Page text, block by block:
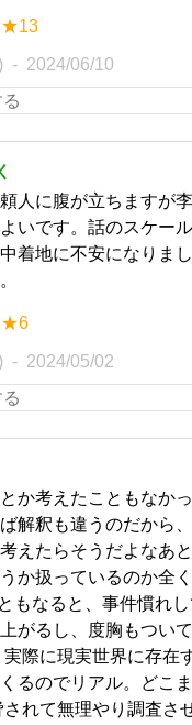
★13
2024/06/10
人に腹が立ちますが
いです。話のスケー
着地に不安になりま
★6
2024/05/02
か考えたこともなか
解釈も違うのだから
えたらそうだよなあ
か扱っているのか全
もなると、事件慣れ
がるし、度胸もつい
実際に現実世界に存在
るのでリアル。どこ
れて無理やり調査さ